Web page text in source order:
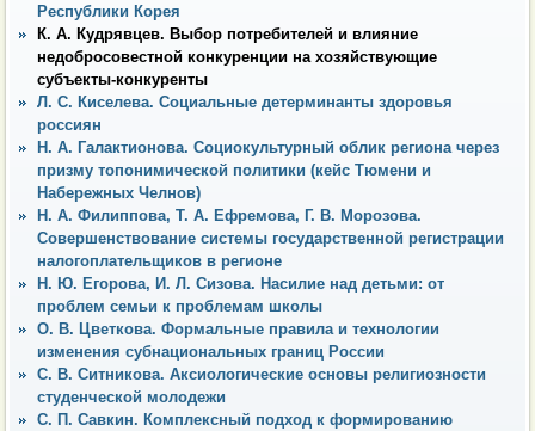
Республики Корея
К. А. Кудрявцев. Выбор потребителей и влияние
недобросовестной конкуренции на хозяйствующие
субъекты-конкуренты
Л. С. Киселева. Социальные детерминанты здоровья
россиян
Н. А. Галактионова. Социокультурный облик региона через
призму топонимической политики (кейс Тюмени и
Набережных Челнов)
Н. А. Филиппова, Т. А. Ефремова, Г. В. Морозова.
Совершенствование системы государственной регистрации
налогоплательщиков в регионе
Н. Ю. Егорова, И. Л. Сизова. Насилие над детьми: от
проблем семьи к проблемам школы
О. В. Цветкова. Формальные правила и технологии
изменения субнациональных границ России
С. В. Ситникова. Аксиологические основы религиозности
студенческой молодежи
С. П. Савкин. Комплексный подход к формированию